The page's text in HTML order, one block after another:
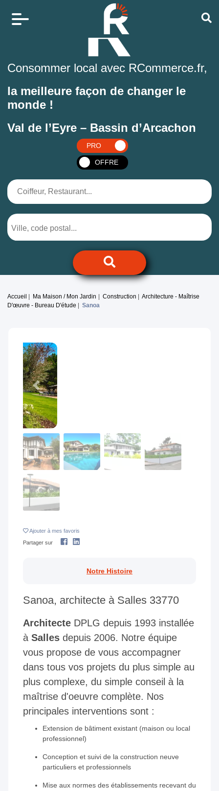
Consommer local avec RCommerce.fr,
la meilleure façon de changer le
monde !
Val de l’Eyre – Bassin d’Arcachon
PRO
OFFRE
Accueil Ma Maison / Mon Jardin Construction
Architecture - Maîtrise
D'œuvre - Bureau D'étude
Sanoa
Previous
Ajouter à mes favoris
Partager sur
Notre Histoire
Sanoa, architecte à Salles 33770
Architecte DPLG depuis 1993 installée
à Salles depuis 2006. Notre équipe
vous propose de vous accompagner
dans tous vos projets du plus simple au
plus complexe, du simple conseil à la
maîtrise d'oeuvre complète. Nos
principales interventions sont :
Extension de bâtiment existant (maison ou local
professionnel)
Conception et suivi de la construction neuve
particuliers et professionnels
Mise aux normes des établissements recevant du